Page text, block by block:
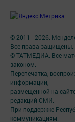
© 2011 - 2026.
Все права защищены.
© ТАТМЕДИА. Все
законом.
Перепечатка,
информации,
размещенной на
редакций СМИ.
При поддержке
коммуникациям.